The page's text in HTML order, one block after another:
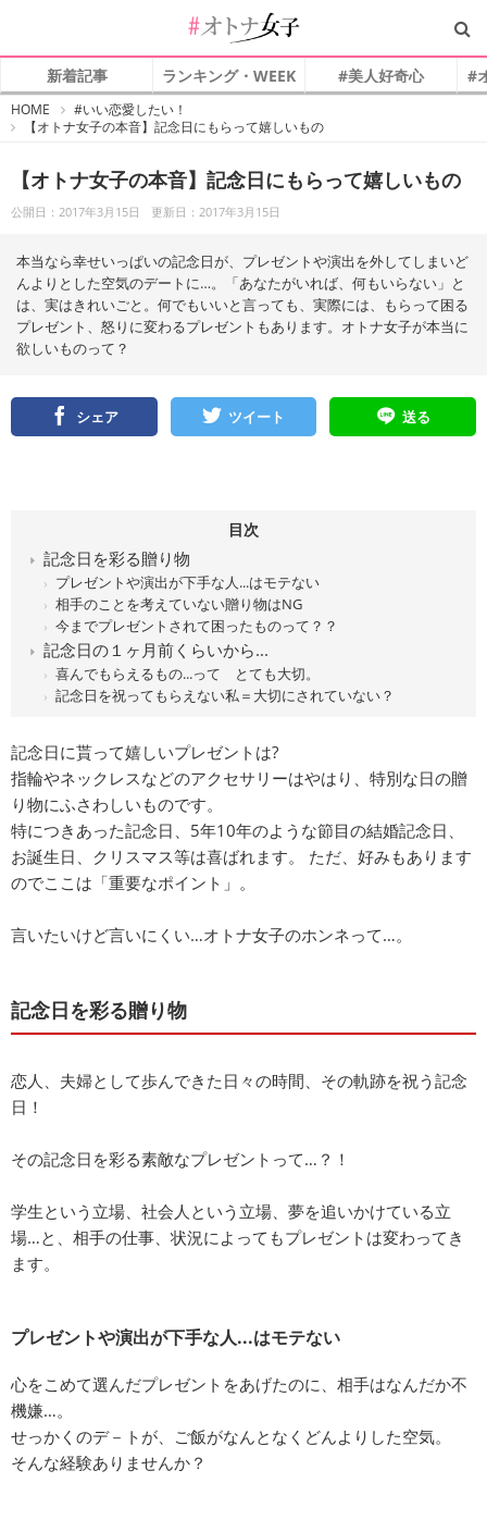
新着記事 ランキング・WEEK #美人好奇心 #
HOME
オ
ト
子
#いい恋愛したい！
【オトナ女子の本音】記念日にもらって嬉しいもの
【オトナ女子の本音】記念日にもらって嬉しいもの
公開日：2017年3月15日 更新日：2017年3月15日
本当なら幸せいっぱいの記念日が、プレゼントや演出を外してしまいど
んよりとした空気のデートに…。「あなたがいれば、何もいらない」と
は、実はきれいごと。何でもいいと言っても、実際には、もらって困る
プレゼント、怒りに変わるプレゼントもあります。オトナ女子が本当に
欲しいものって？
シェア ツイート 送る
目次
記念日を彩る贈り物
プレゼントや演出が下手な人...はモテない
相手のことを考えていない贈り物はNG
今までプレゼントされて困ったものって？？
記念日の１ヶ月前くらいから...
喜んでもらえるもの...って とても大切。
記念日を祝ってもらえない私＝大切にされていない？
記念日に貰って嬉しいプレゼントは?
指輪やネックレスなどのアクセサリーはやはり、特別な日の贈
り物にふさわしいものです。
特につきあった記念日、5年10年のような節目の結婚記念日、
お誕生日、クリスマス等は喜ばれます。 ただ、好みもあります
のでここは「重要なポイント」。
言いたいけど言いにくい…オトナ女子のホンネって…。
記念日を彩る贈り物
恋人、夫婦として歩んできた日々の時間、その軌跡を祝う記念
日！
その記念日を彩る素敵なプレゼントって…？！
学生という立場、社会人という立場、夢を追いかけている立
場…と、相手の仕事、状況によってもプレゼントは変わってき
ます。
プレゼントや演出が下手な人...はモテない
心をこめて選んだプレゼントをあげたのに、相手はなんだか不
機嫌…。
せっかくのデ－トが、ご飯がなんとなくどんよりした空気。
そんな経験ありませんか？